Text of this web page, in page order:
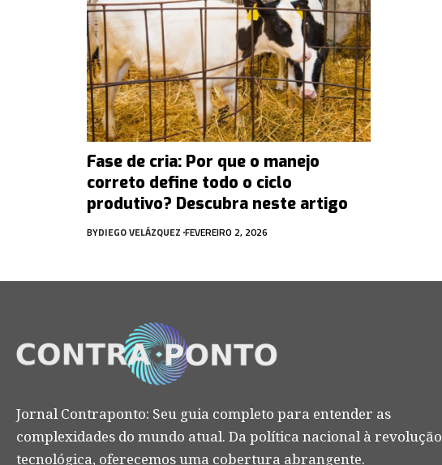
Fase de cria: Por que o manejo
correto define todo o ciclo
produtivo? Descubra neste artigo
BYDIEGO VELÁZQUEZ FEVEREIRO 2, 2026
Jornal Contraponto: Seu guia completo para entender as
complexidades do mundo atual. Da política nacional à revolução
tecnológica, oferecemos uma cobertura abrangente.